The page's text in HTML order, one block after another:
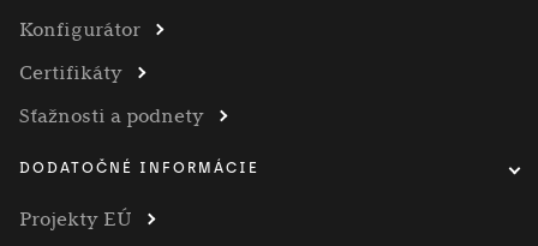
Konfigurátor
Certifikáty
Sťažnosti a podnety
DODATOČNÉ INFORMÁCIE
Projekty EÚ